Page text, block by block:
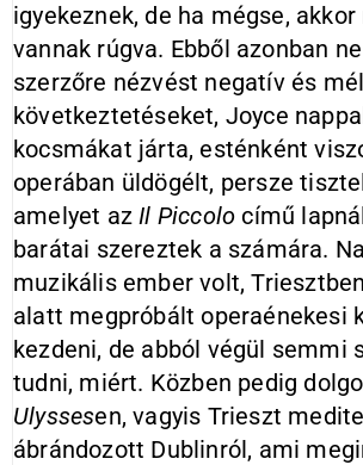
igyekeznek, de ha mégse, akkor
vannak rúgva. Ebből azonban
szerzőre nézvést negatív és
következtetéseket, Joyce
kocsmákat járta, esténként
operában üldögélt, persze
amelyet azIl Piccolo című
barátai szereztek a számára.
muzikális ember volt,
alatt megpróbált operaénekesi
kezdeni, de abból végül semmi
tudni, miért. Közben pedig
Ulyssesen, vagyis Trieszt
ábrándozott Dublinról, ami